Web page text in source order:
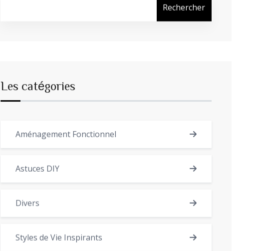
Rechercher
Les catégories
Aménagement Fonctionnel
Astuces DIY
Divers
Styles de Vie Inspirants